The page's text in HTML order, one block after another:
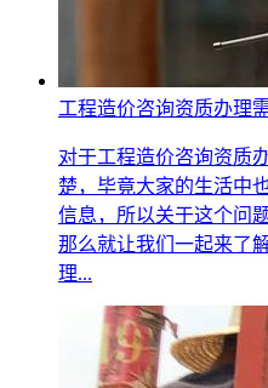
工程造价咨询资质办理
对于工程造价咨询资质
楚，毕竟大家的生活中
信息，所以关于这个问
那么就让我们一起来了
理...